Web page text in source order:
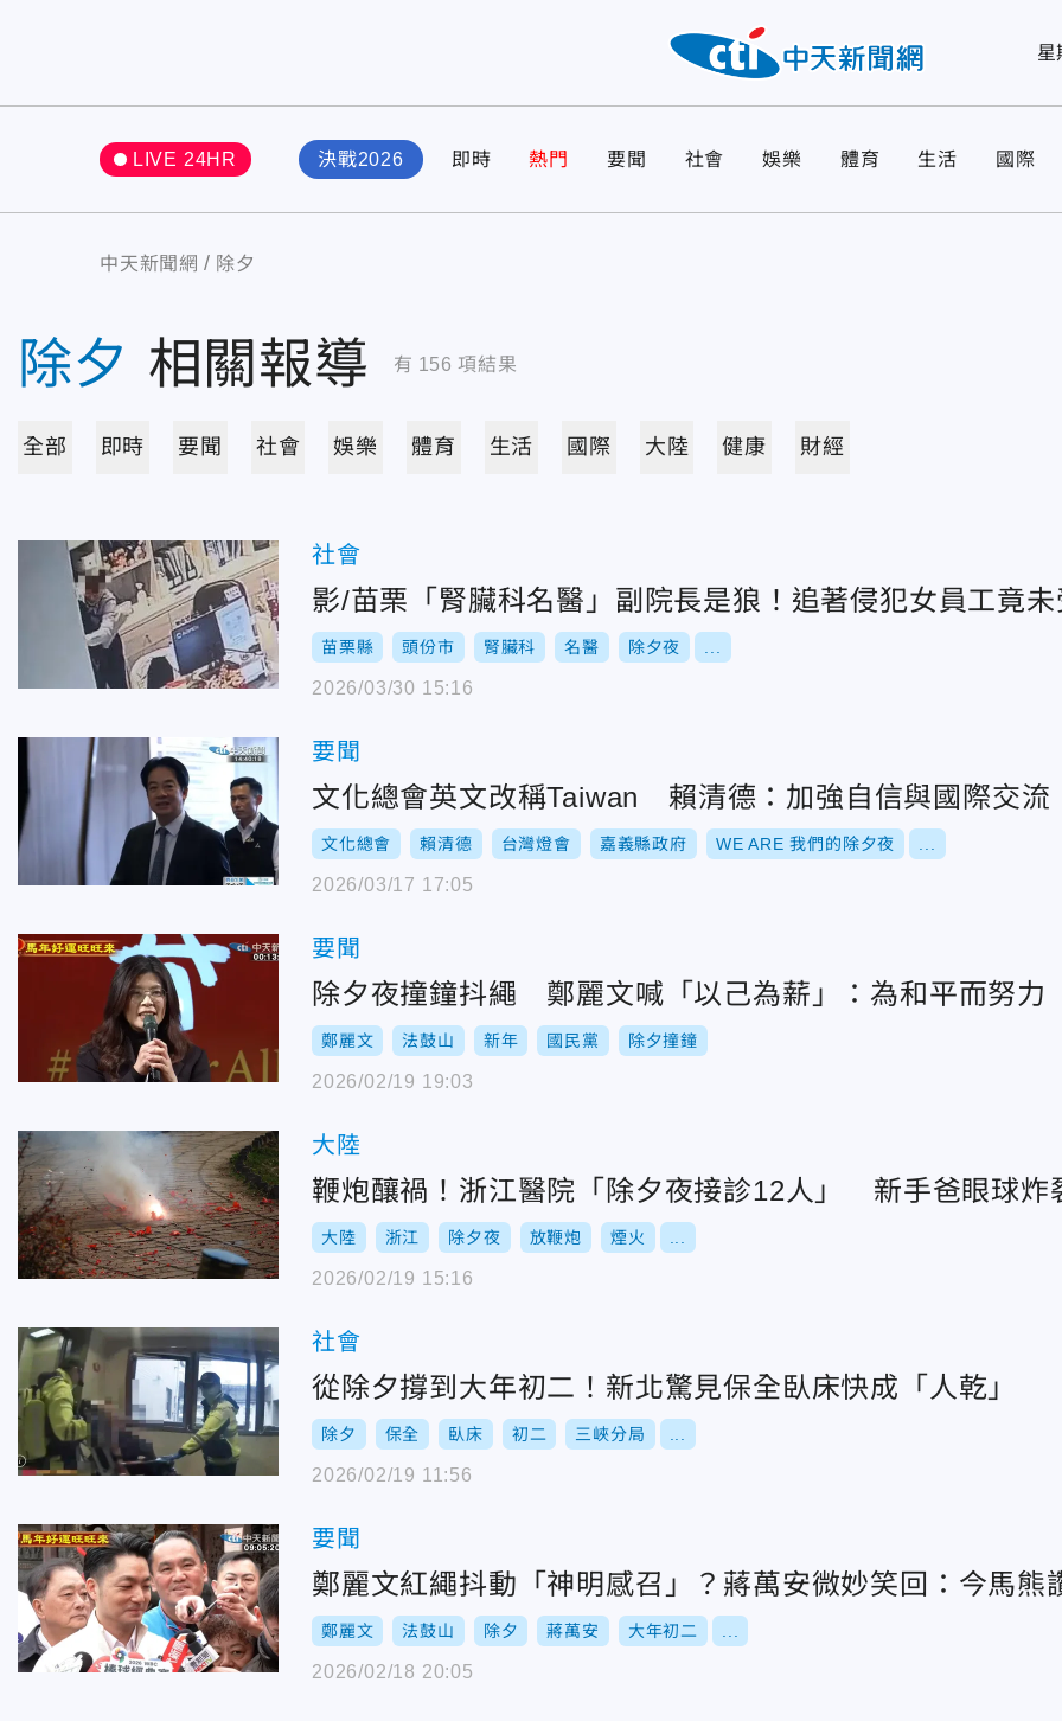
星
LIVE 24HR 決戰2026 即時 熱門 要聞 社會 娛樂 體育 生活 國際
中天新聞網 除夕
除夕 相關報導 有 156 項結果
全部 即時 要聞 社會 娛樂 體育 生活 國際 大陸 健康 財經
社會
影/苗栗「腎臟科名醫」副院長是狼！追著侵犯女員工竟
苗栗縣 頭份市 腎臟科 名醫 除夕夜
2026/03/30 15:16
要聞
文化總會英文改稱Taiwan 賴清德：加強自信與國際交流
文化總會 賴清德 台灣燈會 嘉義縣政府 WE ARE 我們的除夕夜
2026/03/17 17:05
要聞
除夕夜撞鐘抖繩 鄭麗文喊「以己為薪」：為和平而努力
鄭麗文 法鼓山 新年 國民黨 除夕撞鐘
2026/02/19 19:03
大陸
鞭炮釀禍！浙江醫院「除夕夜接診12人」 新手爸眼球炸
大陸 浙江 除夕夜 放鞭炮 煙火
2026/02/19 15:16
社會
從除夕撐到大年初二！新北驚見保全臥床快成「人乾」
除夕 保全 臥床 初二 三峽分局
2026/02/19 11:56
要聞
鄭麗文紅繩抖動「神明感召」？蔣萬安微妙笑回：今馬熊
鄭麗文 法鼓山 除夕 蔣萬安 大年初二
2026/02/18 20:05